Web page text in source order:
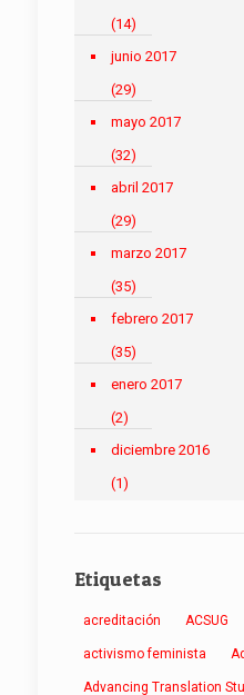
(14)
junio 2017
(29)
mayo 2017
(32)
abril 2017
(29)
marzo 2017
(35)
febrero 2017
(35)
enero 2017
(2)
diciembre 2016
(1)
Etiquetas
acreditación ACSUG
activismo feminista
Advancing Translation